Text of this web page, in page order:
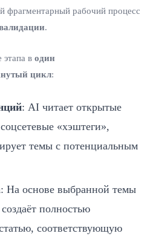
фрагментарный рабочий процесс
.
в один
цикл:
: AI читает открытые
«хэштеги»,
темы с потенциальным
: На основе выбранной темы
полностью
соответствующую